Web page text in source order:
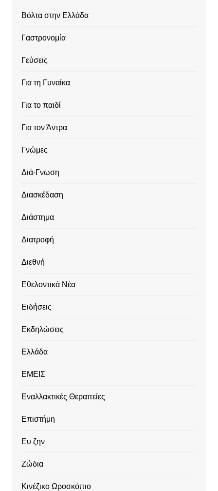
Βόλτα στην Ελλάδα
Γαστρονομία
Γεύσεις
Για τη Γυναίκα
Για το παιδί
Για τον Άντρα
Γνώμες
Διά-Γνωση
Διασκέδαση
Διάστημα
Διατροφή
Διεθνή
Εθελοντικά Νέα
Ειδήσεις
Εκδηλώσεις
Ελλάδα
ΕΜΕΙΣ
Εναλλακτικές Θεραπείες
Επιστήμη
Ευ ζην
Ζώδια
Κινέζικο Ωροσκόπιο